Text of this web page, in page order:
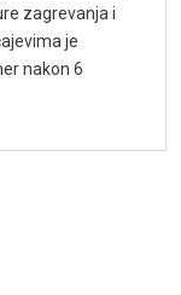
zagrevanja i
je
nakon 6